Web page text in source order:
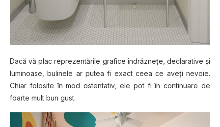
Dacă vă plac reprezentările grafice îndrăznețe, declarative și
luminoase, bulinele ar putea fi exact ceea ce aveți nevoie.
Chiar folosite în mod ostentativ, ele pot fi în continuare de
foarte mult bun gust.